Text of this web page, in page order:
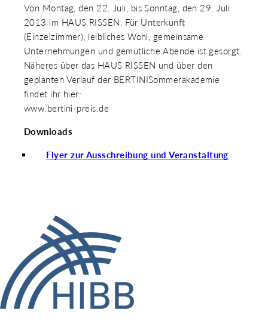
Von Montag, den 22. Juli, bis Sonntag, den 29. Juli
2013 im HAUS RISSEN. Für Unterkunft
(Einzelzimmer), leibliches Wohl, gemeinsame
Unternehmungen und gemütliche Abende ist gesorgt.
Näheres über das HAUS RISSEN und über den
geplanten Verlauf der BERTINISommerakademie
findet ihr hier:
www.bertini-preis.de
Downloads
Flyer zur Ausschreibung und Veranstaltung